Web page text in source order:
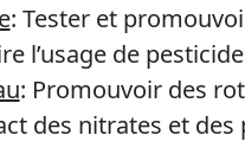
: Tester et
l’usage de
: Promouvoir des
des nitrates et des